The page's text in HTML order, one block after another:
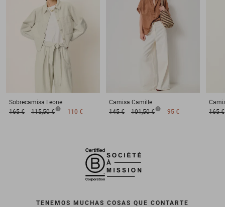
Sobrecamisa Leone
165 €
115,50 € 110 €
Camisa Camille
145 €
101,50 € 95 €
165 €
TENEMOS MUCHAS COSAS QUE CONTARTE